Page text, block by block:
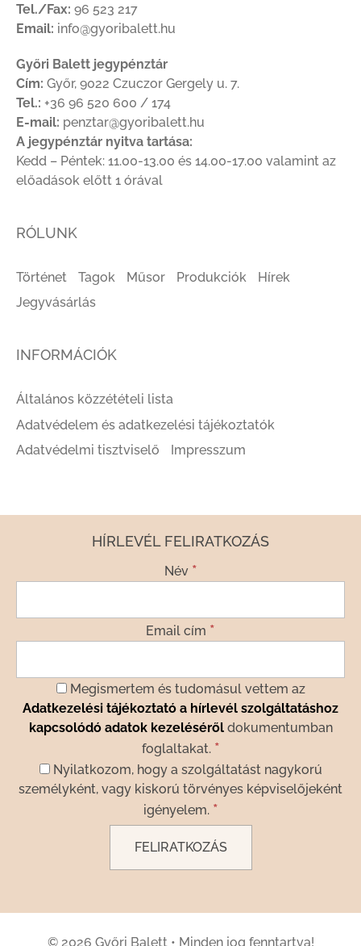
Tel./Fax: 96 523 217
Email: info@gyoribalett.hu
Győri Balett jegypénztár
Cím: Győr, 9022 Czuczor Gergely u. 7.
Tel.: +36 96 520 600 / 174
E-mail: penztar@gyoribalett.hu
A jegypénztár nyitva tartása:
Kedd – Péntek: 11.00-13.00 és 14.00-17.00 valamint az
előadások előtt 1 órával
RÓLUNK
Történet Tagok Műsor Produkciók
Hírek
Jegyvásárlás
INFORMÁCIÓK
Általános közzétételi lista
Adatvédelem és adatkezelési tájékoztatók
Adatvédelmi tisztviselő
Impresszum
HÍRLEVÉL FELIRATKOZÁS
Név *
Email cím *
Megismertem és tudomásul vettem az
Adatkezelési tájékoztató a hírlevél szolgáltatáshoz
kapcsolódó adatok kezelésérőldokumentumban
foglaltakat. *
Nyilatkozom, hogy a szolgáltatást nagykorú
személyként, vagy kiskorú törvényes képviselőjeként
igényelem. *
© 2026 Győri Balett • Minden jog fenntartva!